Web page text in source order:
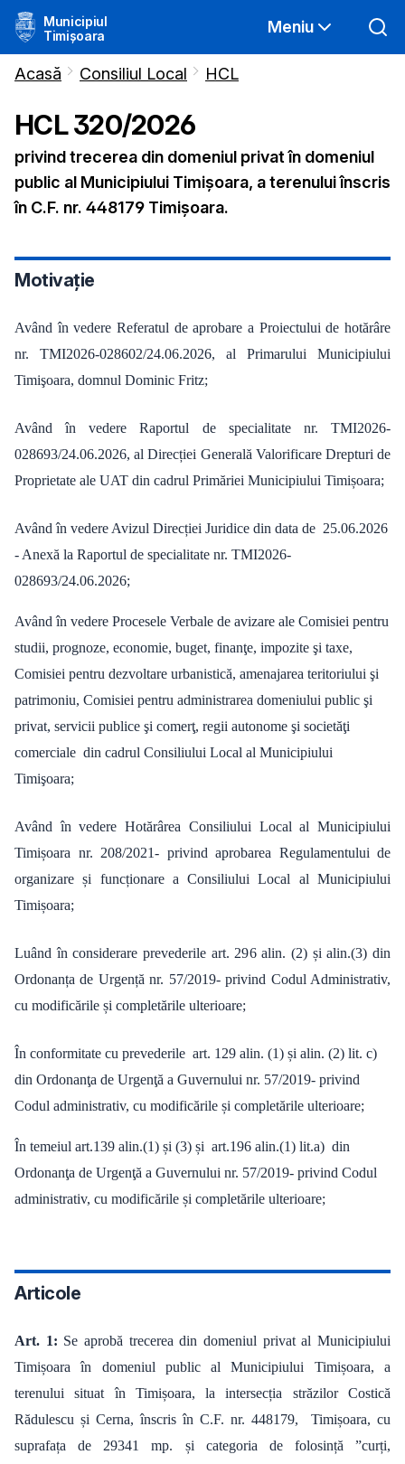
Municipiul
Timișoara
Meniu
Acasă Consiliul Local HCL
HCL320/2026
privind trecerea din domeniul privat în domeniul
public al Municipiului Timișoara, a terenului înscris
în C.F. nr. 448179 Timișoara.
Motivație
Având în vedere Referatul de aprobare a Proiectului de hotărâre
nr. TMI2026-028602/24.06.2026, al Primarului Municipiului
Timişoara, domnul Dominic Fritz;
Având în vedere Raportul de specialitate nr. TMI2026-
028693/24.06.2026, al Direcției Generală Valorificare Drepturi de
Proprietate ale UAT din cadrul Primăriei Municipiului Timișoara;
Având în vedere Avizul Direcției Juridice din data de 25.06.2026
- Anexă la Raportul de specialitate nr. TMI2026-
028693/24.06.2026;
Având în vedere Procesele Verbale de avizare ale Comisiei pentru
studii, prognoze, economie, buget, finanţe, impozite şi taxe,
Comisiei pentru dezvoltare urbanistică, amenajarea teritoriului şi
patrimoniu, Comisiei pentru administrarea domeniului public şi
privat, servicii publice şi comerţ, regii autonome şi societăţi
comerciale din cadrul Consiliului Local al Municipiului
Timişoara;
Având în vedere Hotărârea Consiliului Local al Municipiului
Timișoara nr. 208/2021- privind aprobarea Regulamentului de
organizare și funcționare a Consiliului Local al Municipiului
Timișoara;
Luând în considerare prevederile art. 296 alin. (2) și alin.(3) din
Ordonanța de Urgență nr. 57/2019- privind Codul Administrativ,
cu modificările și completările ulterioare;
În conformitate cu prevederile art. 129 alin. (1) și alin. (2) lit. c)
din Ordonanţa de Urgenţă a Guvernului nr. 57/2019- privind
Codul administrativ, cu modificările și completările ulterioare;
În temeiul art.139 alin.(1) și (3) și art.196 alin.(1) lit.a) din
Ordonanţa de Urgenţă a Guvernului nr. 57/2019- privind Codul
administrativ, cu modificările și completările ulterioare;
Articole
Art. 1: Se aprobă trecerea din domeniul privat al Municipiului
Timișoara în domeniul public al Municipiului Timișoara, a
terenuluisituat în Timișoara, la intersecția străzilor Costică
Rădulescu și Cerna, înscris în C.F. nr. 448179, Timișoara, cu
suprafața de 29341 mp. și categoria de folosință ”curți,